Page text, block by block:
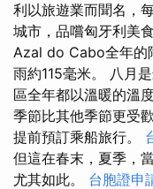
利以旅遊業而聞名，
城市，品嚐匈牙利美
Azal do Cabo全年的
雨約115毫米。 八月
區全年都以溫暖的溫
季節比其他季節更受
提前預訂乘船旅行。
但這在春末，夏季，
尤其如此。 台胞證申